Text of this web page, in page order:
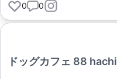
0 0
ドッグカフェ 88 hachi